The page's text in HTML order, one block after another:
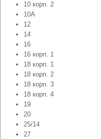
10 корп. 2
10А
12
14
16
16 корп. 1
18 корп. 1
18 корп. 2
18 корп. 3
18 корп. 4
19
20
25/14
27